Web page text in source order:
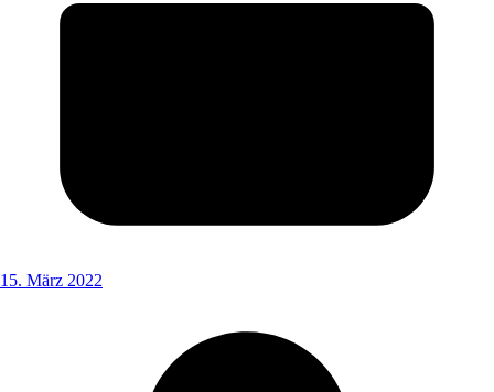
15. März 2022